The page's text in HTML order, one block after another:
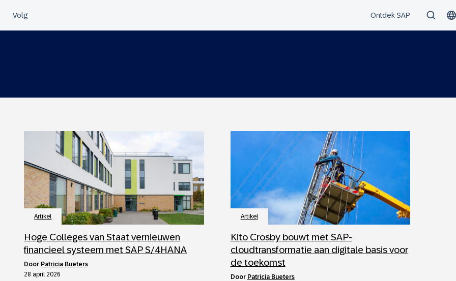
Artikel
Hoge Colleges van Staat vernieuwen
financieel systeem met SAP S/4HANA
door Patricia Bueters
28 april 2026
Artikel
Kito Crosby bouwt met SAP-
cloudtransformatie aan digitale basis voor
de toekomst
door Patricia Bueters